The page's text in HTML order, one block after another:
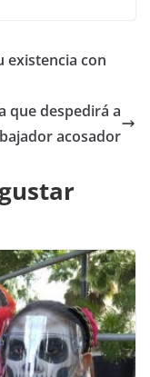
existencia con
que despedirá a
acosador